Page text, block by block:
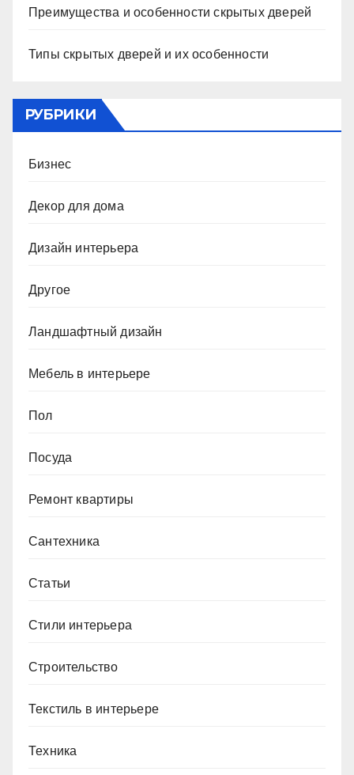
Преимущества и особенности скрытых дверей
Типы скрытых дверей и их особенности
РУБРИКИ
Бизнес
Декор для дома
Дизайн интерьера
Другое
Ландшафтный дизайн
Мебель в интерьере
Пол
Посуда
Ремонт квартиры
Сантехника
Статьи
Стили интерьера
Строительство
Текстиль в интерьере
Техника